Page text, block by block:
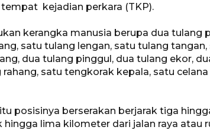
kejadian perkara (TKP).
kerangka manusia berupa dua tulang
satu tulang lengan, satu tulang
dua tulang pinggul, dua tulang ekor,
satu tengkorak kepala, satu
posisinya berserakan berjarak tiga
hingga lima kilometer dari jalan raya atau